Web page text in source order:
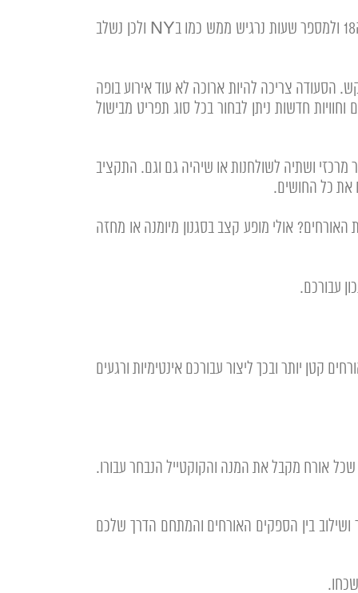
– מה יהיה הקו המנחה איזה סגנון יתאים לאירוע שלכם? אולי אנחנו נקיים את האירוע על גג בקומה ה18 ולמספר שעות נרגיש ממש כמו בNY ולכן נשלב
הסעודה צריכה להיות ארוכה לא עוד אירוע בופה
חדשות ניתן לבחור בכל סוג תפריט מבישול
שיהיה בר מרכזי ושתיה לשולחנות או שיהיה גם וגם. התקציב
את כל החושים.
אולי מופע קצב בסגנון מיומנה או מחזה
עבורכם.
קטן יותר ובכך ליצור עבורכם אינטימיות ורגעים
שכל אורח מקבל את המנה והקוקטייל הנבחר עבורו.
בין הספקים האורחים והמתחם הדרך שלכם